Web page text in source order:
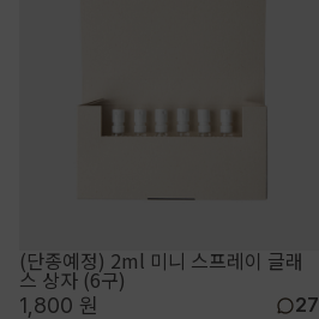
(단종예정) 2ml 미니 스프레이 글래
스 상자 (6구)
1,800 원 27